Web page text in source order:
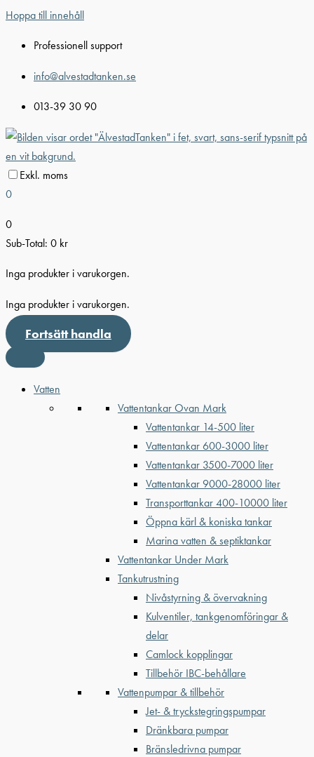
Hoppa till innehåll
Professionell support
info@alvestadtanken.se
013-39 30 90
Exkl. moms
0
0
Sub-Total: 0 kr
Inga produkter i varukorgen.
Inga produkter i varukorgen.
Fortsätt handla
Vatten
Vattentankar Ovan Mark
Vattentankar 14-500 liter
Vattentankar 600-3000 liter
Vattentankar 3500-7000 liter
Vattentankar 9000-28000 liter
Transporttankar 400-10000 liter
Öppna kärl & koniska tankar
Marina vatten & septiktankar
Vattentankar Under Mark
Tankutrustning
Nivåstyrning & övervakning
Kulventiler, tankgenomföringar &
delar
Camlock kopplingar
Tillbehör IBC-behållare
Vattenpumpar & tillbehör
Jet- & tryckstegringspumpar
Dränkbara pumpar
Bränsledrivna pumpar